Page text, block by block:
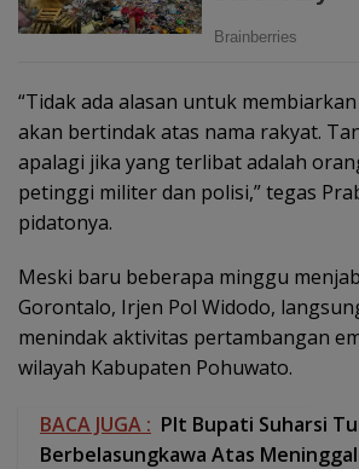
“Tidak ada alasan untuk
akan bertindak atas nama rakyat.
apalagi jika yang terlibat adalah
petinggi militer dan polisi,” tegas
pidatonya.
Meski baru beberapa minggu
Gorontalo, Irjen Pol Widodo,
menindak aktivitas pertambangan
wilayah Kabupaten Pohuwato.
BACA JUGA : Plt Bupati Suharsi
Berbelasungkawa Atas